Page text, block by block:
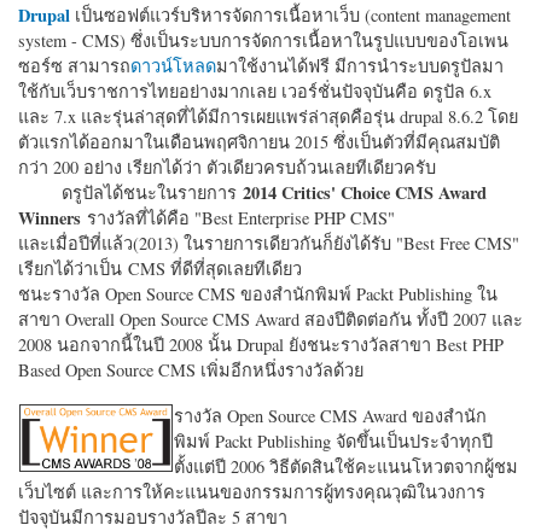
Drupal เป็นซอฟต์แวร์บริหารจัดการเนื้อหาเว็บ (content management
system - CMS) ซึ่งเป็นระบบการจัดการเนื้อหาในรูปแบบของโอเพน
ซอร์ซ สามารถดาวน์โหลดมาใช้งานได้ฟรี มีการนำระบบดรูปัลมา
ใช้กับเว็บราชการไทยอย่างมากเลย เวอร์ชั่นปัจจุบันคือ ดรูปัล 6.x
และ 7.x และรุ่นล่าสุดที่ได้มีการเผยแพร่ล่าสุดคือรุ่น drupal 8.6.2 โดย
ตัวแรกได้ออกมาในเดือนพฤศจิกายน 2015 ซึ่งเป็นตัวที่มีคุณสมบัติ
กว่า 200 อย่าง เรียกได้ว่า ตัวเดียวครบถ้วนเลยทีเดียวครับ
ดรูปัลได้ชนะในรายการ 2014 Critics' Choice CMS Award
Winners รางวัลที่ได้คือ "Best Enterprise PHP CMS"
และเมื่อปีที่แล้ว(2013) ในรายการเดียวกันก็ยังได้รับ "Best Free CMS"
เรียกได้ว่าเป็น CMS ที่ดีที่สุดเลยทีเดียว
ชนะรางวัล Open Source CMS ของสำนักพิมพ์ Packt Publishing ใน
สาขา Overall Open Source CMS Award สองปีติดต่อกัน ทั้งปี 2007 และ
2008 นอกจากนี้ในปี 2008 นั้น Drupal ยังชนะรางวัลสาขา Best PHP
Based Open Source CMS เพิ่มอีกหนึ่งรางวัลด้วย
รางวัล Open Source CMS Award ของสำนัก
พิมพ์ Packt Publishing จัดขึ้นเป็นประจำทุกปี
ตั้งแต่ปี 2006 วิธีตัดสินใช้คะแนนโหวตจากผู้ชม
เว็บไซต์ และการให้คะแนนของกรรมการผู้ทรงคุณวุฒิในวงการ
ปัจจุบันมีการมอบรางวัลปีละ 5 สาขา